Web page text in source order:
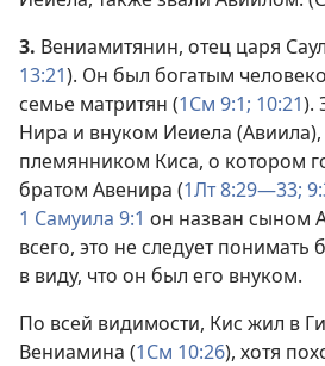
3. Вениамитянин, отец царя
13:21). Он был богатым
семье матритян (1См 9:1; 10:21).
Нира и внуком Иеиела (Авиила),
племянником Киса, о котором
братом Авенира (1Лт 8:29—33;
1 Самуила 9:1 он назван сыном
всего, это не следует понимать
в виду, что он был его внуком.
По всей видимости, Кис жил в
Вениамина (1См 10:26), хотя